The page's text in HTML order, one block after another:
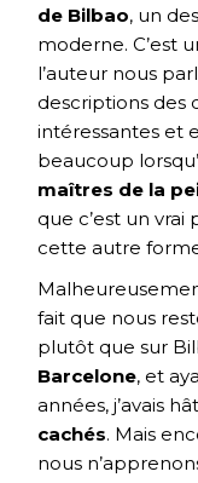
de Bilbao, un
moderne. C’est
l’auteur nous
descriptions des
intéressantes et
beaucoup
maîtres de la
que c’est un
cette autre forme
fait que nous
plutôt que sur
Barcelone, et
années, j’avais
cachés. Mais
nous